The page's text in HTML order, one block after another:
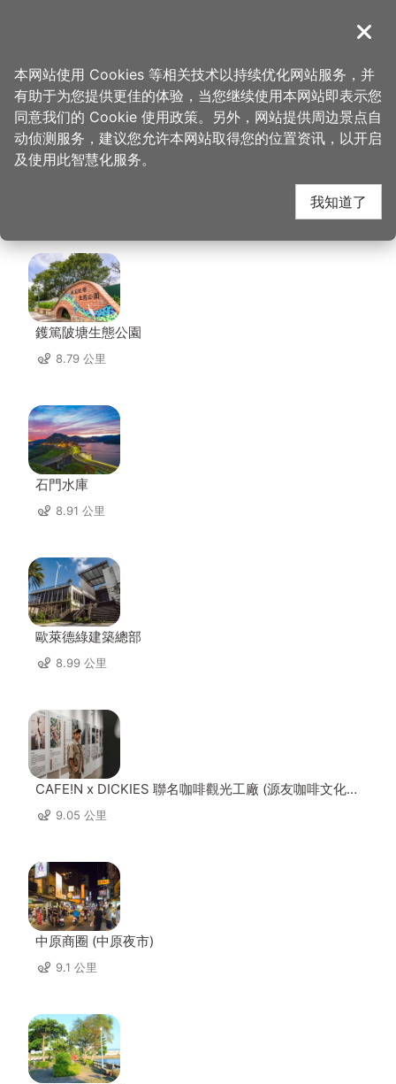
導覽
首页 > 想去的地方 > 美食、购物 > 溪友缘风味料理店
溪友缘风味料理店 周边
景点
鑊篤陂塘生態公園
8.79 公里
石門水庫
8.91 公里
歐萊德綠建築總部
8.99 公里
CAFE!N x DICKIES 聯名咖啡觀光工廠 (源友咖啡文化園
區) 9.05 公里
中原商圈 (中原夜市)
9.1 公里
关闭
本网站使用 Cookies 等相关技术以持续优化网站服务，并
有助于为您提供更佳的体验，当您继续使用本网站即表示您
同意我们的 Cookie 使用政策。另外，网站提供周边景点自
动侦测服务，建议您允许本网站取得您的位置资讯，以开启
及使用此智慧化服务。
我知道了